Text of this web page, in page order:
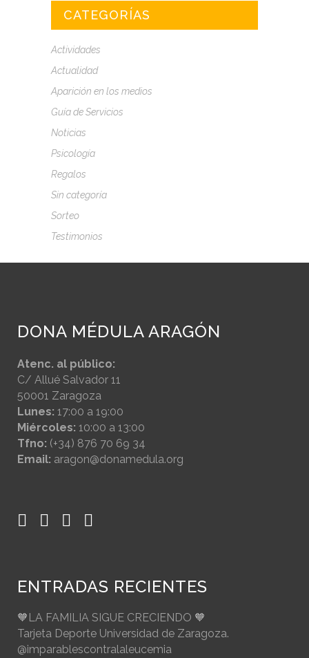
CATEGORÍAS
Actividades
Actualidad
Aparición en los medios
Guía de Servicios
Noticias
Psicología
Regalos
Sin categoría
Sorteo
Testimonios
DONA MÉDULA ARAGÓN
Atenc. al público:
C/ Allué Salvador 11
50001 Zaragoza
Lunes: 17:00 a 19:00
Miércoles: 10:00 a 13:00
Tfno: (+34) 876 70 69 34
Email: aragon@donamedula.org
ENTRADAS RECIENTES
🧡LA FAMILIA SIGUE CRECIENDO 🧡
Tarjeta Deporte Universidad de Zaragoza.
@imparablescontralaleucemia